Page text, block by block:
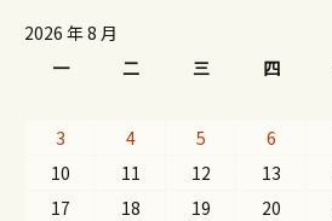
2026 年 8 月
一
二 三 四
3
4 5 6
10
11 12 13
17
18 19 20